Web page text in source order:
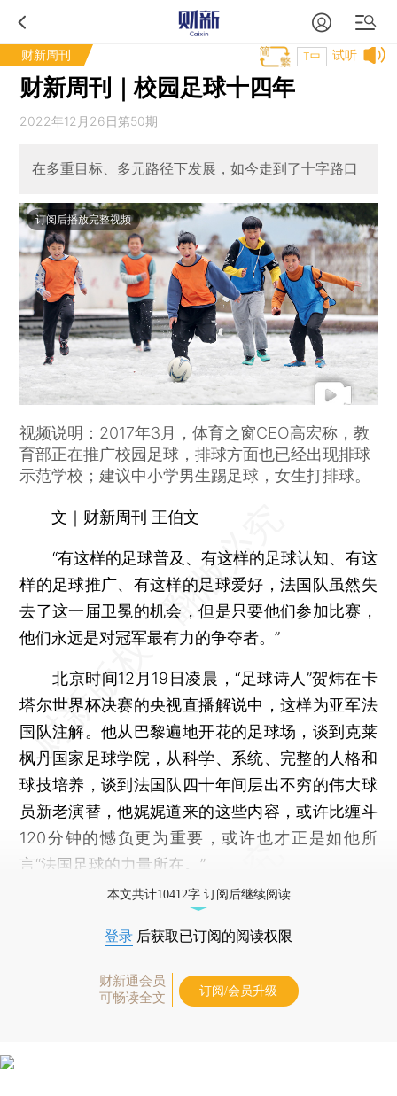
财新周刊 试听
T中
财新周刊｜校园足球十四年
2022年12月26日第50期
在多重目标、多元路径下发展，如今走到了十字路口
订阅后播放完整视频
视频说明：2017年3月，体育之窗CEO高宏称，教
育部正在推广校园足球，排球方面也已经出现排球
示范学校；建议中小学男生踢足球，女生打排球。
文｜财新周刊 王伯文
“有这样的足球普及、有这样的足球认知、有这
样的足球推广、有这样的足球爱好，法国队虽然失
去了这一届卫冕的机会，但是只要他们参加比赛，
他们永远是对冠军最有力的争夺者。”
北京时间12月19日凌晨，“足球诗人”贺炜在卡
塔尔世界杯决赛的央视直播解说中，这样为亚军法
国队注解。他从巴黎遍地开花的足球场，谈到克莱
枫丹国家足球学院，从科学、系统、完整的人格和
球技培养，谈到法国队四十年间层出不穷的伟大球
员新老演替，他娓娓道来的这些内容，或许比缠斗
120分钟的憾负更为重要，或许也才正是如他所
言“法国足球的力量所在。”
本文共计10412字 订阅后继续阅读
登录 后获取已订阅的阅读权限
财新通会员
可畅读全文
订阅/会员升级